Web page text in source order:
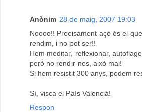
Anònim 28 de maig, 2007 19:03
Noooo!! Precisament açò és el
rendim, i no pot ser!!
Hem meditar, reflexionar,
però no rendir-nos, això mai!
Si hem resistit 300 anys, podem
Sí, visca el País Valencià!
Respon